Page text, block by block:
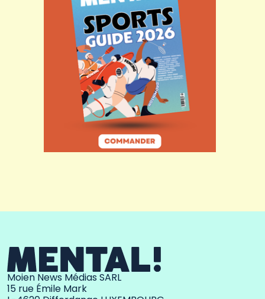
Moien News Médias SARL
15 rue Émile Mark